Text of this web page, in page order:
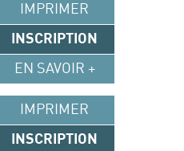
IMPRIMER
INSCRIPTION
EN SAVOIR +
IMPRIMER
INSCRIPTION